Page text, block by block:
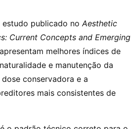
estudo publicado noAesthetic
Current Concepts and Emerging
melhores índices de
e manutenção da
conservadora e a
mais consistentes de